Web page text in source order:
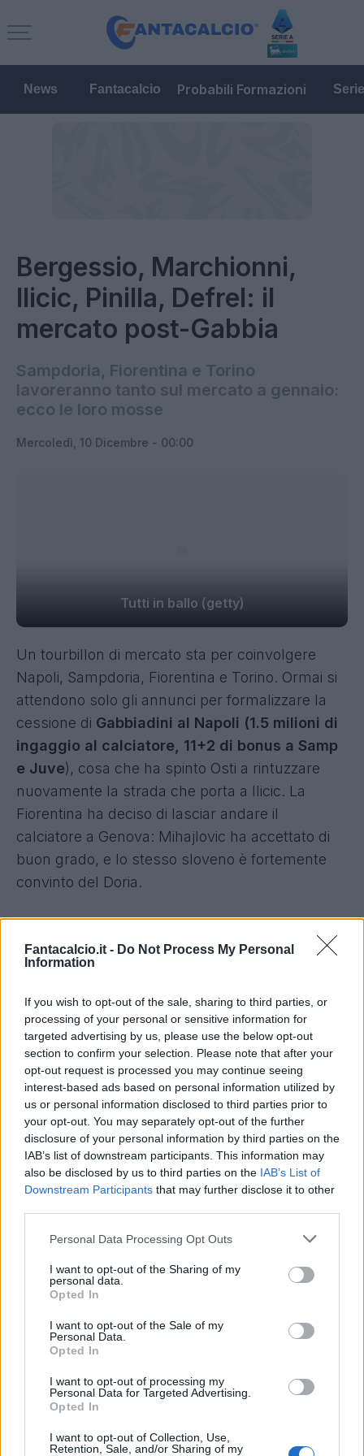
Fantacalcio.it - Do Not Process My Personal
Information
If you wish to opt-out of the sale, sharing to third parties, or
processing of your personal or sensitive information for
targeted advertising by us, please use the below opt-out
section to confirm your selection. Please note that after your
opt-out request is processed you may continue seeing
interest-based ads based on personal information utilized by
us or personal information disclosed to third parties prior to
your opt-out. You may separately opt-out of the further
disclosure of your personal information by third parties on the
IAB’s list of downstream participants. This information may
also be disclosed by us to third parties on the IAB’s List of
Downstream Participants that may further disclose it to other
Personal Data Processing Opt Outs
I want to opt-out of the Sharing of my
personal data.
Opted In
I want to opt-out of the Sale of my
Personal Data.
Opted In
I want to opt-out of processing my
Personal Data for Targeted Advertising.
Opted In
I want to opt-out of Collection, Use,
Retention, Sale, and/or Sharing of my
News Fantacalcio Probabili Formazioni
Bergessio, Marchionni,
Ilicic, Pinilla, Defrel: il
mercato post-Gabbia
Sampdoria, Fiorentina e Torino
lavoreranno tanto sul mercato a gennaio:
ecco le loro mosse
Mercoledì, 10 Dicembre - 00:00
Tutti in ballo (getty)
Un tourbillon di mercato sta per coinvolgere
Napoli, Sampdoria, Fiorentina e Torino. Ormai si
attendono solo gli annunci per formalizzare la
cessione di Gabbiadini al Napoli (1.5 milioni di
ingaggio al calciatore, 11+2 di bonus a Samp
e Juve), cosa che ha spinto Osti a rintuzzare
nuovamente la strada che porta a Ilicic. La
Fiorentina ha deciso di lasciar andare il
calciatore a Genova: Mihajlovic ha accettato di
buon grado, e lo stesso sloveno è fortemente
convinto del Doria.
(trequartista nel 4-3-1-2) sarebbe a
Gabbia e nell'ottica d'un futuro addio di Soriano,
richiesto da Juve, Inter e dalla stessa Fiorentina
che potrebbe fare uno sconticinorispetto ai 6
milioni richiesti in cambio d'un'opzione sul
cartellino del giovane nazionale azzurro . Ilicic
verrà liberato dalla Fiorentina (alla Samp in
prestito oneroso con diritto di riscatto) appena
una delle operazioni in entrata compenserà le
lungodegenze diBabacar,Bernardeschie Rossi:
restano delle opzioni, ma non è
rientri anche GonzaloBergessio
, sempre più ai
margini della squadra di Mihajlovic.
Sull'argentino è forte anche il Toro (che valuta al
frattempo per sostituire
Sanchez Mino
Nocerino ha chiesto alla stessa Samp anche un
altro esubero, Marchionni. E non solo: anche il
San Lorenzo de Almagro, vecchia fiamma di
al 2010), sogna il ritorno. La Samp, però, lo